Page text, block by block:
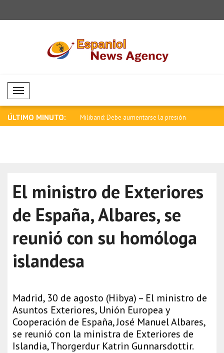
Mobil Menü
ÚLTIMO MINUTO:
aumentarse la presión Zelenski: La defensa aérea de Rusia
El ministro de Exteriores
de España, Albares, se
reunió con su homóloga
islandesa
Madrid, 30 de agosto (Hibya) – El ministro de
Asuntos Exteriores, Unión Europea y
Cooperación de España, José Manuel Albares,
se reunió con la ministra de Exteriores de
Islandia, Thorgerdur Katrin Gunnarsdottir.